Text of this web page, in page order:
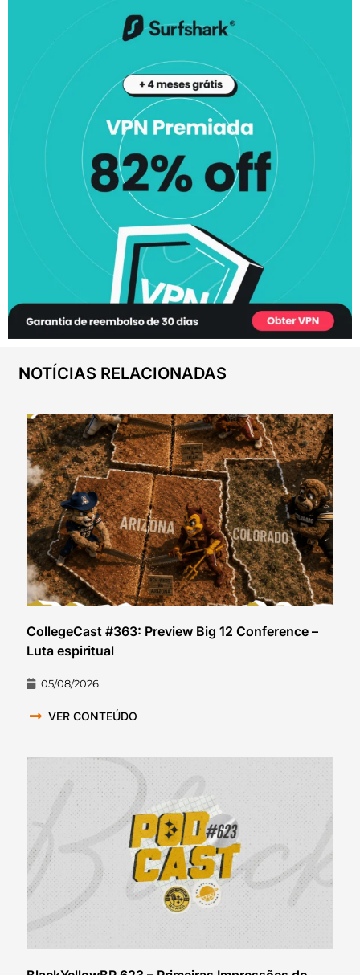
NOTÍCIAS RELACIONADAS
CollegeCast #363: Preview Big 12 Conference –
Luta espiritual
05/08/2026
VER CONTEÚDO